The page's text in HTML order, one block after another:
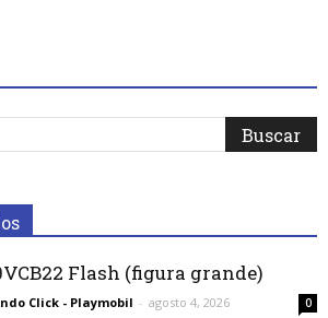
Flash (figura grande)
Click - Playmobil - agosto 4, 2026 0